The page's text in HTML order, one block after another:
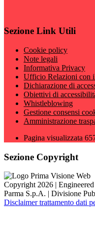
Sezione Link Utili
Cookie policy
Note legali
Informativa Privacy
Ufficio Relazioni con
Dichiarazione di
Obiettivi di
Whistleblowing
Gestione consensi
Amministrazione
Pagina visualizzata
Sezione Copyright
Copyright 2026 |
Parma S.p.A. | Divisione
Disclaimer trattamento dati